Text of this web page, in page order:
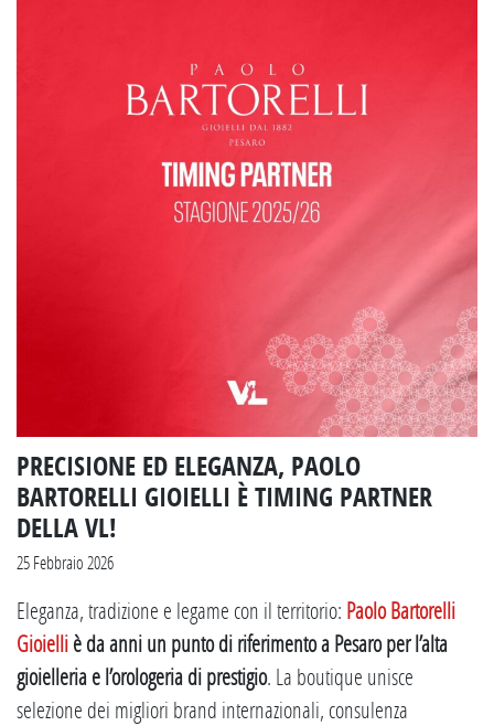
PRECISIONE ED ELEGANZA, PAOLO
BARTORELLI GIOIELLI È TIMING PARTNER
DELLA VL!
25 Febbraio 2026
Eleganza, tradizione e legame con il territorio: Paolo Bartorelli
Gioielliè da anni un punto di riferimento a Pesaro per l’alta
gioielleria e l’orologeria di prestigio. La boutique unisce
selezione dei migliori brand internazionali, consulenza